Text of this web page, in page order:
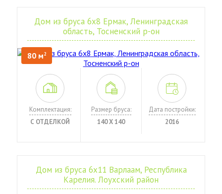
Дом из бруса 6х8 Ермак, Ленинградская
область, Тосненский р-он
80 м2
Комплектация:
С ОТДЕЛКОЙ
Размер бруса:
140 Х 140
Дата постройки:
2016
Дом из бруса 6х11 Варлаам, Республика
Карелия. Лоухский район